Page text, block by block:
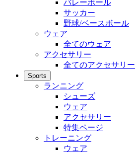
バレーボール
サッカー
野球/ベースボール
ウェア
全てのウェア
アクセサリー
全てのアクセサリー
Sports
ランニング
シューズ
ウェア
アクセサリー
特集ページ
トレーニング
ウェア